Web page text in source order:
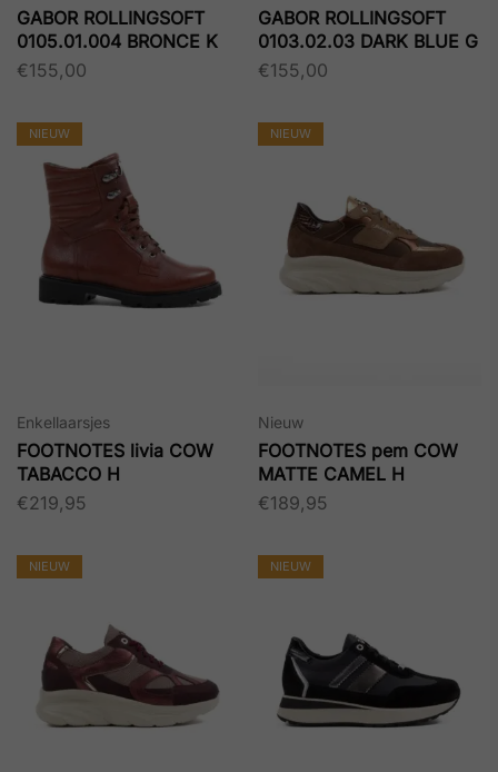
GABOR ROLLINGSOFT
0105.01.004 BRONCE K
€155,00
GABOR ROLLINGSOFT
0103.02.03 DARK BLUE G
€155,00
NIEUW
Enkellaarsjes
FOOTNOTES livia COW
TABACCO H
€219,95
NIEUW
Nieuw
FOOTNOTES pem COW
MATTE CAMEL H
€189,95
NIEUW NIEUW